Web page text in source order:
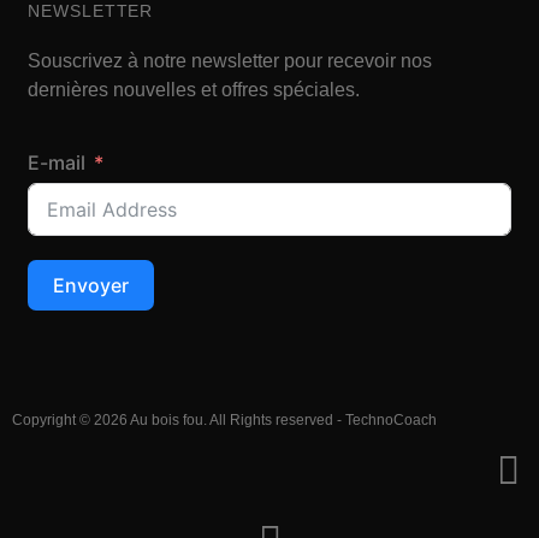
NEWSLETTER
Souscrivez à notre newsletter pour recevoir nos
dernières nouvelles et offres spéciales.
E-mail
Envoyer
Copyright © 2026 Au bois fou. All Rights reserved - TechnoCoach